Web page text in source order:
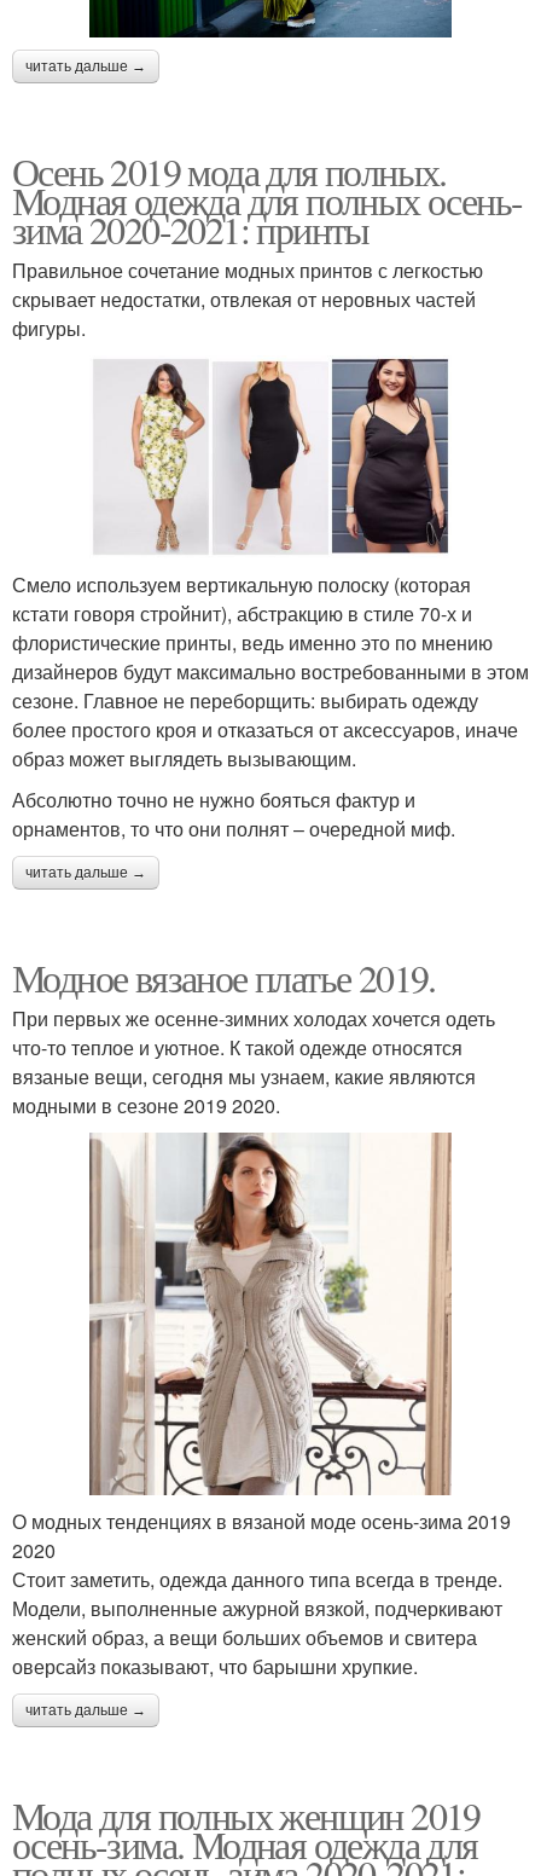
читать дальше →
Осень 2019 мода для полных.
Модная одежда для полных осень-
зима 2020-2021: принты
Правильное сочетание модных принтов с легкостью
скрывает недостатки, отвлекая от неровных частей
фигуры.
Смело используем вертикальную полоску (которая
кстати говоря стройнит), абстракцию в стиле 70-х и
флористические принты, ведь именно это по мнению
дизайнеров будут максимально востребованными в этом
сезоне. Главное не переборщить: выбирать одежду
более простого кроя и отказаться от аксессуаров, иначе
образ может выглядеть вызывающим.
Абсолютно точно не нужно бояться фактур и
орнаментов, то что они полнят – очередной миф.
читать дальше →
Модное вязаное платье 2019.
При первых же осенне-зимних холодах хочется одеть
что-то теплое и уютное. К такой одежде относятся
вязаные вещи, сегодня мы узнаем, какие являются
модными в сезоне 2019 2020.
О модных тенденциях в вязаной моде осень-зима 2019
2020
Стоит заметить, одежда данного типа всегда в тренде.
Модели, выполненные ажурной вязкой, подчеркивают
женский образ, а вещи больших объемов и свитера
оверсайз показывают, что барышни хрупкие.
читать дальше →
Мода для полных женщин 2019
осень-зима. Модная одежда для